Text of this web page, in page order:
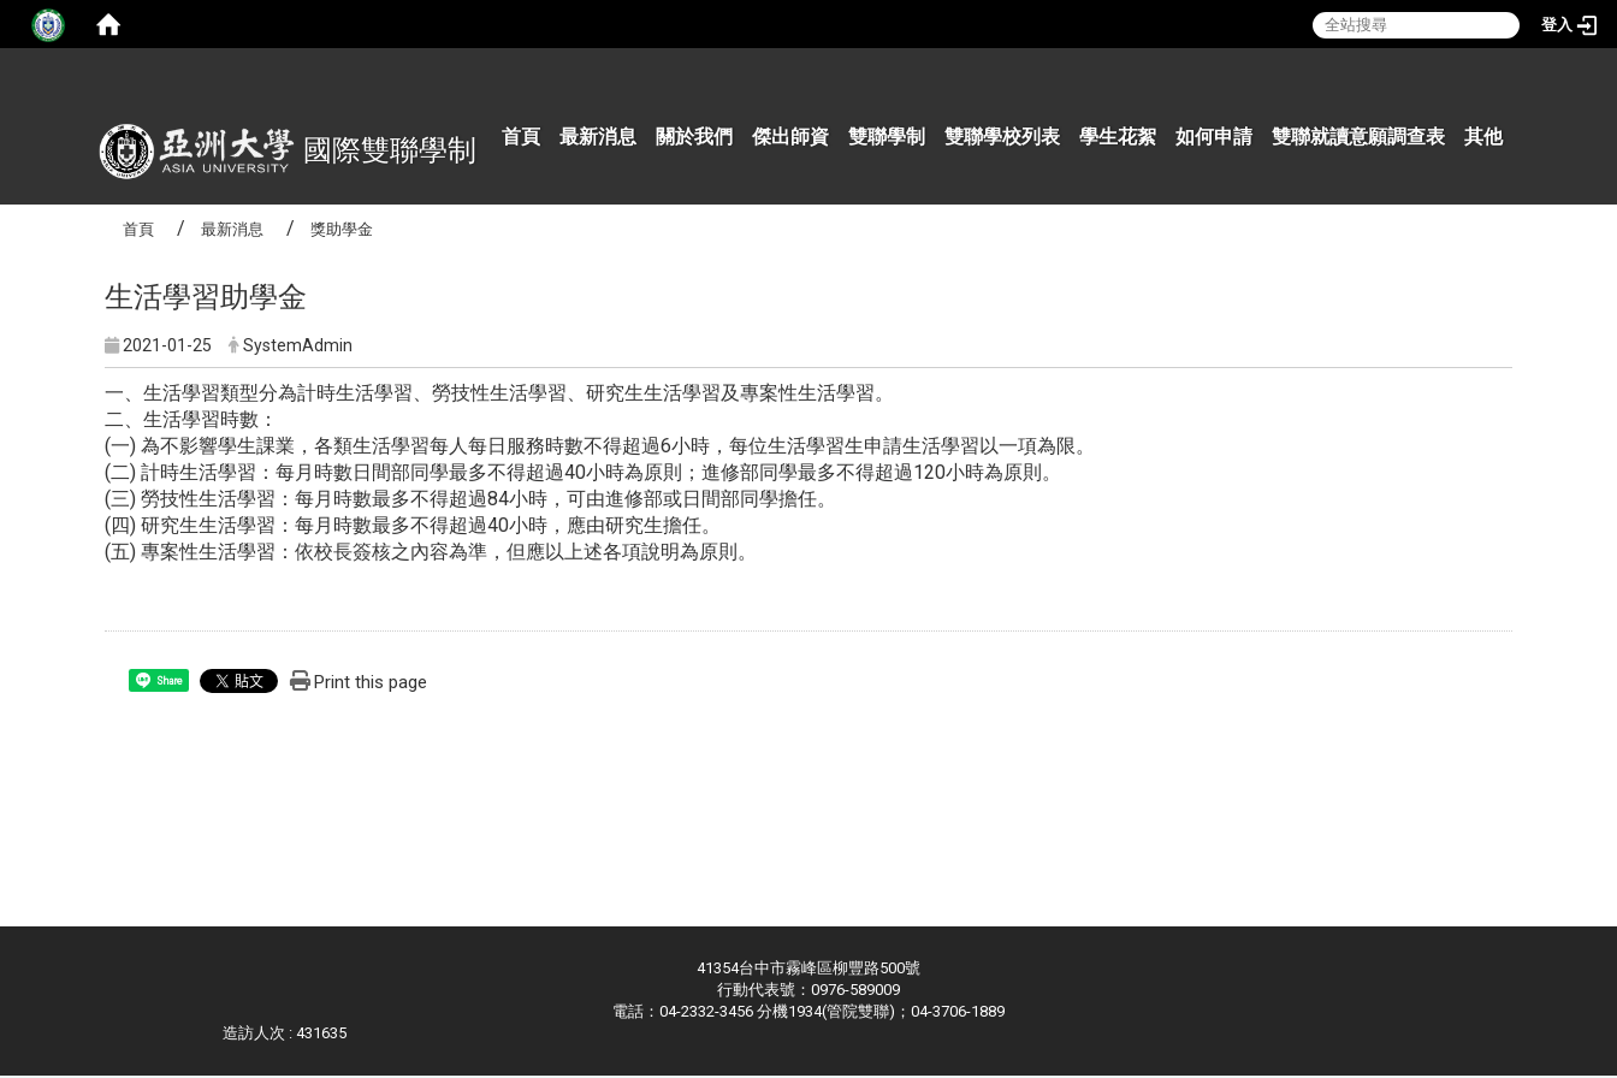
登入
國際雙聯學制
首頁
最新消息 關於我們 傑出師資 雙聯學制 雙聯學校列表 學生花絮 如何申請 雙聯就讀意願調查表 其他
首頁 最新消息 獎助學金
生活學習助學金
2021-01-25 SystemAdmin
一、生活學習類型分為計時生活學習、勞技性生活學習、研究生生活學習及專案性生活學習。
二、生活學習時數：
(一) 為不影響學生課業，各類生活學習每人每日服務時數不得超過6小時，每位生活學習生申請生活學習以一項為限。
(二) 計時生活學習：每月時數日間部同學最多不得超過40小時為原則；進修部同學最多不得超過120小時為原則。
(三) 勞技性生活學習：每月時數最多不得超過84小時，可由進修部或日間部同學擔任。
(四) 研究生生活學習：每月時數最多不得超過40小時，應由研究生擔任。
(五) 專案性生活學習：依校長簽核之內容為準，但應以上述各項說明為原則。
Share Print this page
41354台中市霧峰區柳豐路500號
行動代表號：0976-589009
電話：04-2332-3456 分機1934(管院雙聯)；04-3706-1889
造訪人次 : 431635